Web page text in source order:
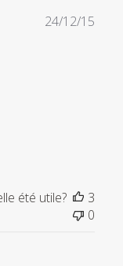
24/12/15
été utile?
3
0